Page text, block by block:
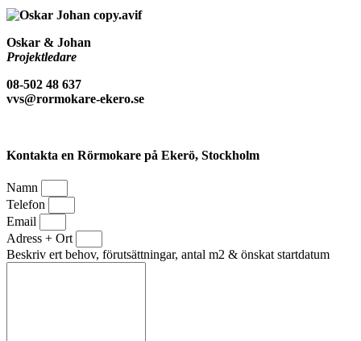
Oskar & Johan
Projektledare
08-502 48 637
vvs@rormokare-ekero.se
Kontakta en Rörmokare på Ekerö, Stockholm
Namn
Telefon
Email
Adress + Ort
Beskriv ert behov, förutsättningar, antal m2 & önskat startdatum